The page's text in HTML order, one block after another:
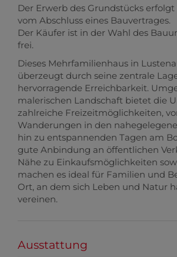
Der Erwerb des Grundstücks
vom Abschluss eines Bauvertrages.
Der Käufer ist in der Wahl des
frei.
Dieses Mehrfamilienhaus in
überzeugt durch seine zentrale
hervorragende Erreichbarkeit.
malerischen Landschaft bietet die
zahlreiche Freizeitmöglichkeiten,
Wanderungen in den
hin zu entspannenden Tagen am
gute Anbindung an öffentlichen
Nähe zu Einkaufsmöglichkeiten
machen es ideal für Familien und
Ort, an dem sich Leben und Natur
vereinen.
Ausstattung